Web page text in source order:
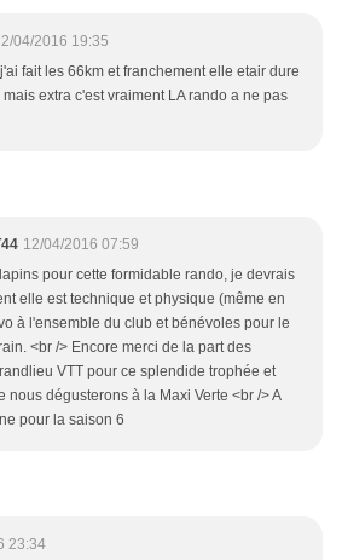
04/2016 19:35
fait les 66km et franchement elle etair dure
extra c'est vraiment LA rando a ne pas
12/04/2016 07:59
pour cette formidable rando, je devrais
elle est technique et physique (même en
à l'ensemble du club et bénévoles pour le
<br /> Encore merci de la part des
VTT pour ce splendide trophée et
nous dégusterons à la Maxi Verte <br /> A
pour la saison 6
23:34